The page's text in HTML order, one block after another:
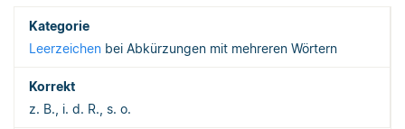
Leerzeichen bei Abkürzungen mit mehreren Wörtern
z. B., i. d. R., s. o.